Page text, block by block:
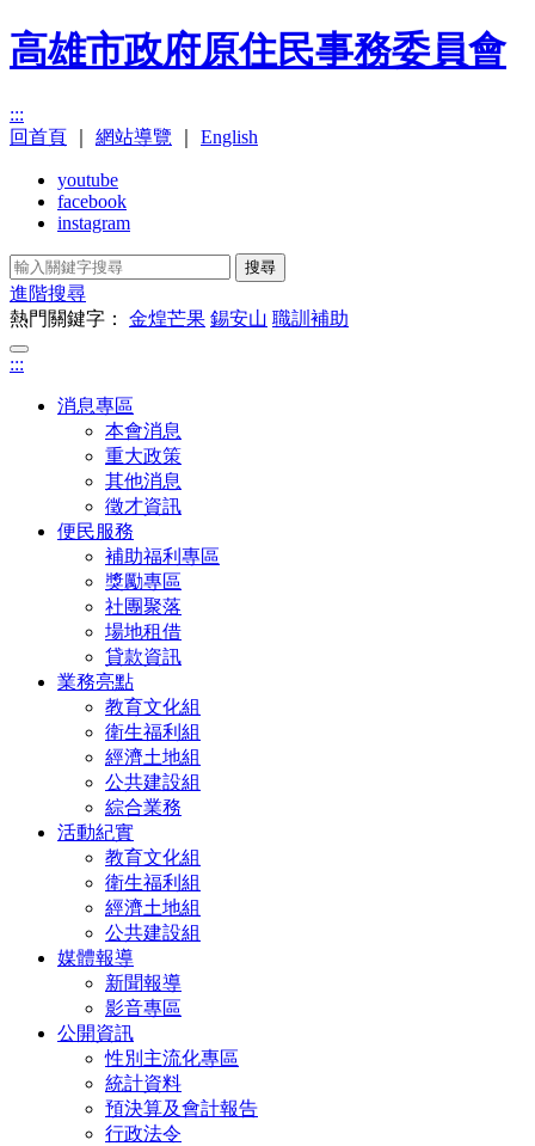
高雄市政府原住民事務委員會
:::
回首頁
網站導覽 English
youtube
facebook
instagram
搜尋
進階搜尋
熱門關鍵字： 金煌芒果 錫安山 職訓補助
:::
消息專區
本會消息
重大政策
其他消息
徵才資訊
便民服務
補助福利專區
獎勵專區
社團聚落
場地租借
貸款資訊
業務亮點
教育文化組
衛生福利組
經濟土地組
公共建設組
綜合業務
活動紀實
教育文化組
衛生福利組
經濟土地組
公共建設組
媒體報導
新聞報導
影音專區
公開資訊
性別主流化專區
統計資料
預決算及會計報告
行政法令